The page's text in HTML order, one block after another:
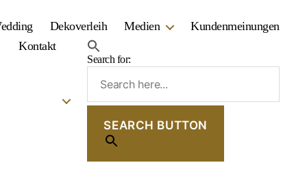
Dekoverleih Medien
Kundenmeinungen
Kontakt
Search for:
SEARCH BUTTON